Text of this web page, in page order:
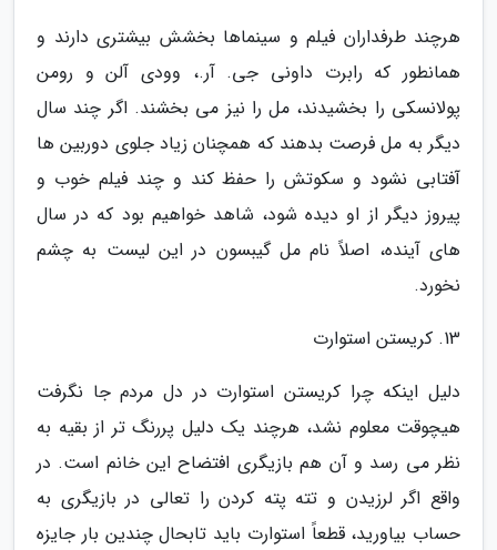
هرچند طرفداران فیلم و سینماها بخشش بیشتری دارند و
همانطور که رابرت داونی جی. آر.، وودی آلن و رومن
پولانسکی را بخشیدند، مل را نیز می بخشند. اگر چند سال
دیگر به مل فرصت بدهند که همچنان زیاد جلوی دوربین ها
آفتابی نشود و سکوتش را حفظ کند و چند فیلم خوب و
پیروز دیگر از او دیده شود، شاهد خواهیم بود که در سال
های آینده، اصلاً نام مل گیبسون در این لیست به چشم
نخورد.
13. کریستن استوارت
دلیل اینکه چرا کریستن استوارت در دل مردم جا نگرفت
هیچوقت معلوم نشد، هرچند یک دلیل پررنگ تر از بقیه به
نظر می رسد و آن هم بازیگری افتضاح این خانم است. در
واقع اگر لرزیدن و تته پته کردن را تعالی در بازیگری به
حساب بیاورید، قطعاً استوارت باید تابحال چندین بار جایزه